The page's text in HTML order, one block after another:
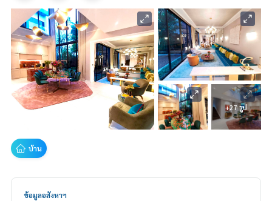
+27 รูป
บ้าน
ข้อมูลอสังหาฯ